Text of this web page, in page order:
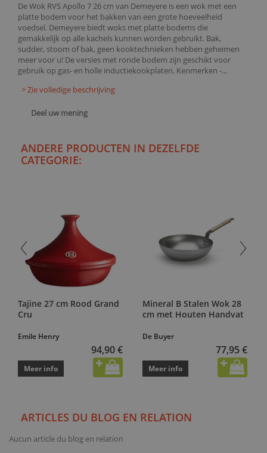
De Wok RVS Apollo 7 26 cm van Demeyere is een wok met een
platte bodem voor het bakken van een grote hoeveelheid
voedsel. Demeyere biedt woks met platte bodems die
gemakkelijk op alle kachels kunnen worden gebruikt. Bak,
sudder, stoom of bak, geen kooktechnieken hebben geheimen
meer voor u! De versies met ronde bodem zijn geschikt voor
gebruik op gas- en holle inductiekookplaten. Kenmerken -...
> Zie volledige beschrijving
Deel uw mening
ANDERE PRODUCTEN IN DEZELFDE
CATEGORIE:
Tajine 27 cm Rood Grand
Cru
Emile Henry
94,90 €
Meer info
Mineral B Stalen Wok 28
cm met Houten Handvat
De Buyer
77,95 €
Meer info
ARTICLES DU BLOG EN RELATION
Aucun article du blog en relation